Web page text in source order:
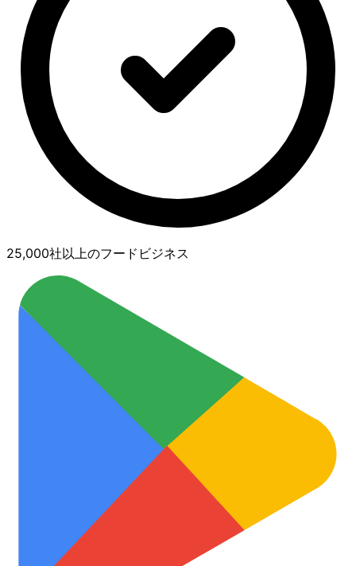
25,000社以上のフードビジネス